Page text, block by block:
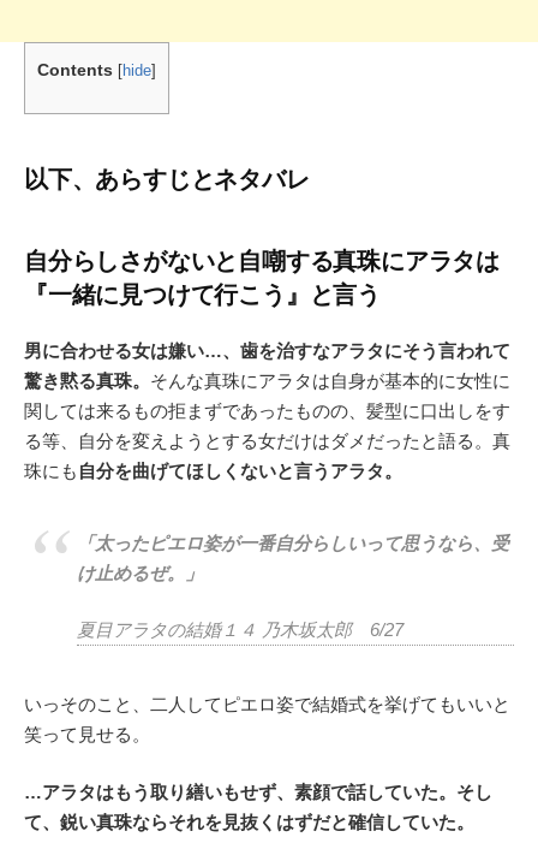
Contents [hide]
以下、あらすじとネタバレ
自分らしさがないと自嘲する真珠にアラタは
『一緒に見つけて行こう』と言う
男に合わせる女は嫌い…、歯を治すなアラタにそう言われて
驚き黙る真珠。 そんな真珠にアラタは自身が基本的に女性に
関しては来るもの拒まずであったものの、髪型に口出しをす
る等、自分を変えようとする女だけはダメだったと語る。真
珠にも 自分を曲げてほしくないと言うアラタ。
「太ったピエロ姿が一番自分らしいって思うなら、受
け止めるぜ。」
夏目アラタの結婚１４ 乃木坂太郎 6/27
いっそのこと、二人してピエロ姿で結婚式を挙げてもいいと
笑って見せる。
…アラタはもう取り繕いもせず、素顔で話していた。そし
て、鋭い真珠ならそれを見抜くはずだと確信していた。